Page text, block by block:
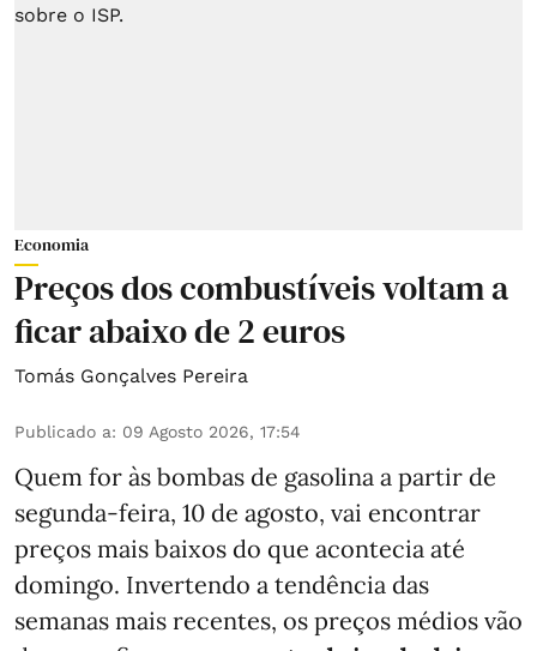
Economia
Preços dos combustíveis voltam a
ficar abaixo de 2 euros
Tomás Gonçalves Pereira
Publicado a: 09 Agosto 2026, 17:54
Quem for às bombas de gasolina a partir de
segunda-feira, 10 de agosto, vai encontrar
preços mais baixos do que acontecia até
domingo. Invertendo a tendência das
semanas mais recentes, os preços médios vão